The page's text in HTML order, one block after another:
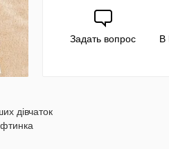
Задать вопрос В
дівчаток